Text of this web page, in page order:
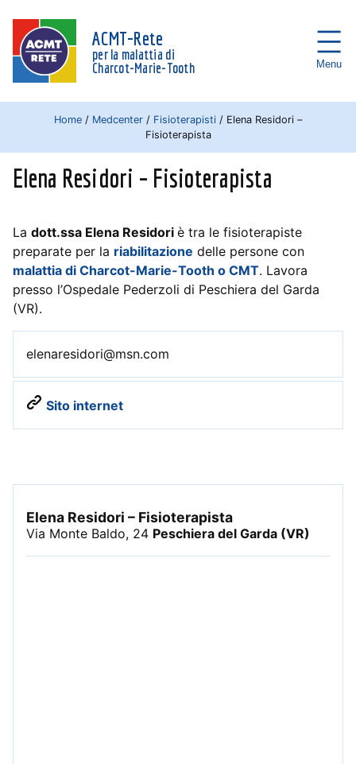
ACMT-Rete
per la malattia di
Charcot-Marie-Tooth
Menu
Home / Medcenter / Fisioterapisti / Elena Residori –
Fisioterapista
Elena Residori – Fisioterapista
La dott.ssa Elena Residori è tra le fisioterapiste
preparate per la riabilitazione delle persone con
malattia di Charcot-Marie-Tooth o CMT. Lavora
presso l’Ospedale Pederzoli di Peschiera del Garda
(VR).
elenaresidori@msn.com
Sito internet
Elena Residori – Fisioterapista
Via Monte Baldo, 24 Peschiera del Garda (VR)